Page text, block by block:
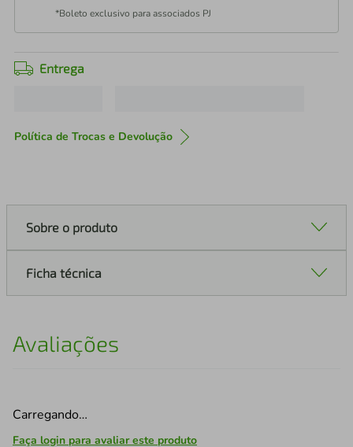
*Boleto exclusivo para associados PJ
Entrega
Política de Trocas e Devolução
Sobre o produto
Ficha técnica
Avaliações
Carregando…
Faça login para avaliar este produto